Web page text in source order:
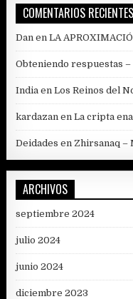
COMENTARIOS RECIENTES
Dan enLA
Obteniendo respuestas
India enLos Reinos del
kardazan enLa cripta
Deidades en Zhirsanaq –
ARCHIVOS
septiembre 2024
julio 2024
junio 2024
diciembre 2023